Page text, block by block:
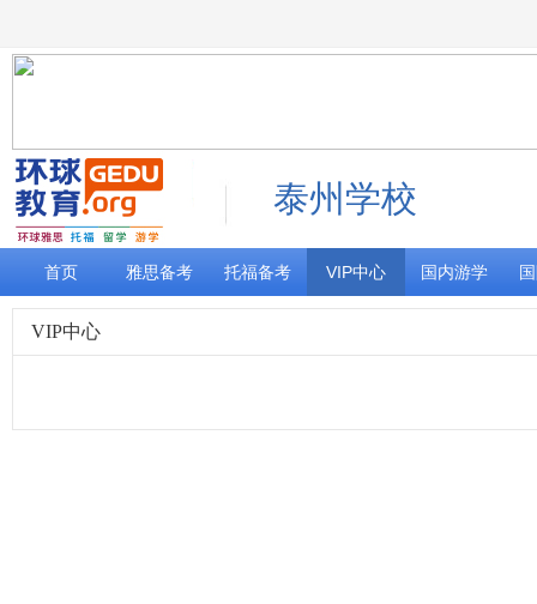
泰州学校
首页 雅思备考 托福备考 VIP中心 国内游学
VIP中心